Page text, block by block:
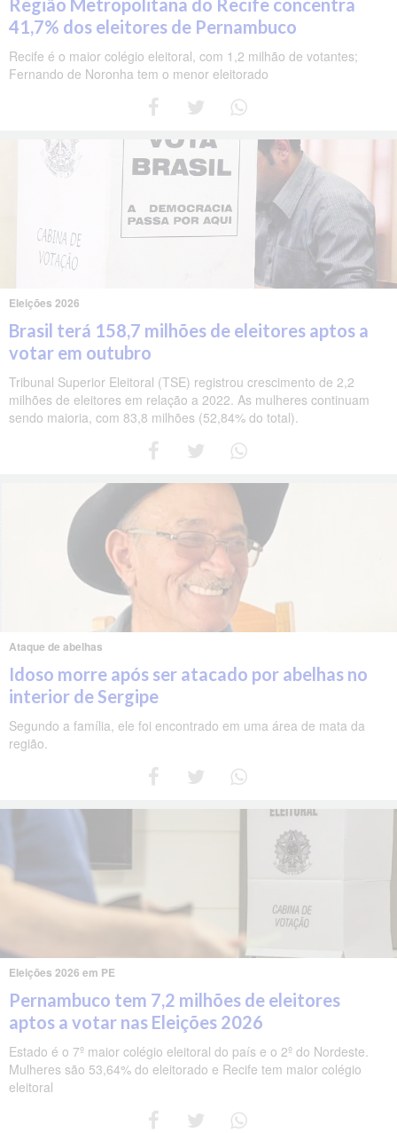
41,7% dos eleitores de Pernambuco
Recife é o maior colégio eleitoral, com 1,2 milhão de votantes;
Fernando de Noronha tem o menor eleitorado
Eleições 2026
Brasil terá 158,7 milhões de eleitores aptos a
votar em outubro
Tribunal Superior Eleitoral (TSE) registrou crescimento de 2,2
milhões de eleitores em relação a 2022. As mulheres continuam
sendo maioria, com 83,8 milhões (52,84% do total).
Ataque de abelhas
Idoso morre após ser atacado por abelhas no
interior de Sergipe
Segundo a família, ele foi encontrado em uma área de mata da
região.
Eleições 2026 em PE
Pernambuco tem 7,2 milhões de eleitores
aptos a votar nas Eleições 2026
Estado é o 7º maior colégio eleitoral do país e o 2º do Nordeste.
Mulheres são 53,64% do eleitorado e Recife tem maior colégio
eleitoral